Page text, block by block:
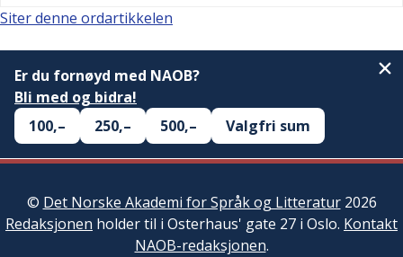
Siter denne ordartikkelen
Er du fornøyd med NAOB?
Bli med og bidra!
100,–
250,– 500,– Valgfri sum
© Det Norske Akademi for Språk og Litteratur2026
Redaksjonen holder til i Osterhaus' gate 27 i Oslo. Kontakt
NAOB-redaksjonen.